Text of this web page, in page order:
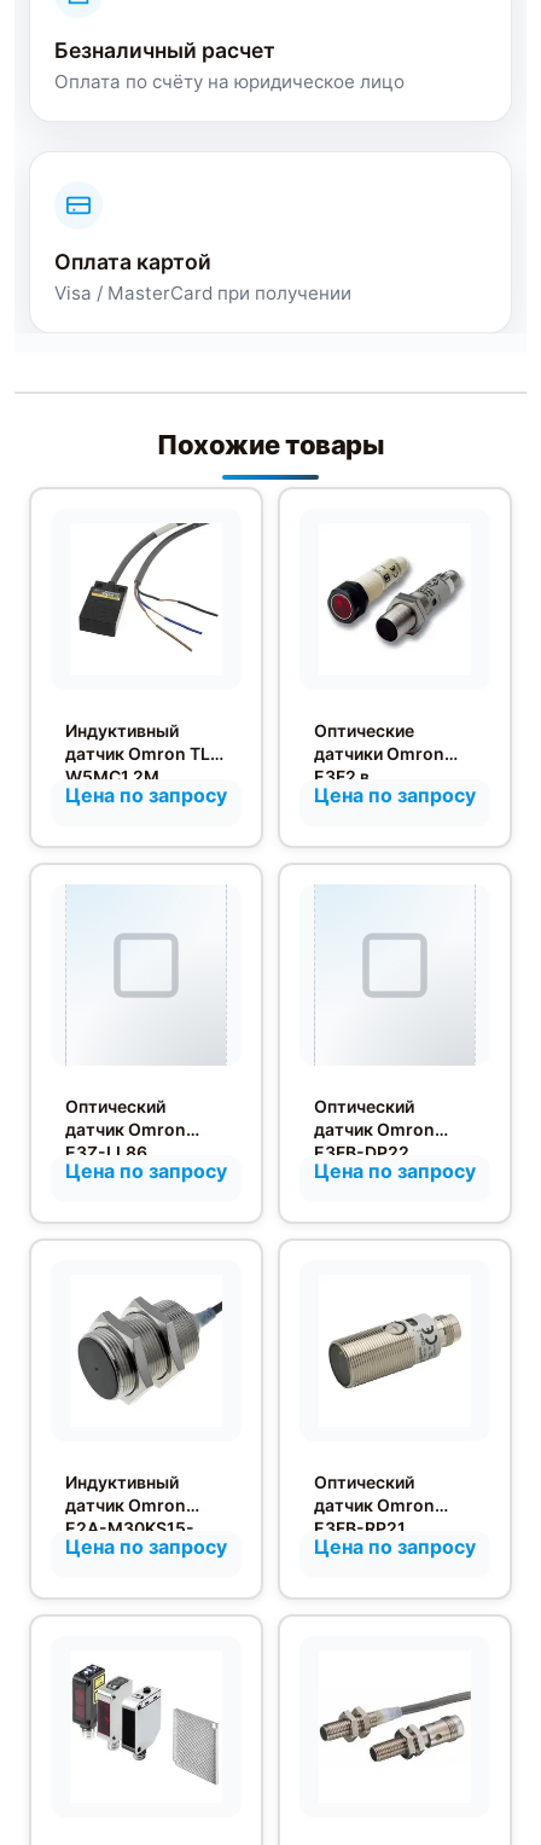
Безналичный расчет
Оплата по счёту на юридическое лицо
Оплата картой
Visa / MasterCard при получении
Похожие товары
Индуктивный
датчик Omron TL-
W5MC1 2M
Цена по запросу
Оптические
датчики Omron
E3F2 в
цилиндрическом
диффузионным
отражением от
объекта
Цена по запросу
Оптический
датчик Omron
E3Z-LL86
Цена по запросу
Оптический
датчик Omron
E3FB-DP22
Цена по запросу
Индуктивный
датчик Omron
E2A-M30KS15-
WP-B2 2M
Цена по запросу
Оптический
датчик Omron
E3FB-RP21
Цена по запросу